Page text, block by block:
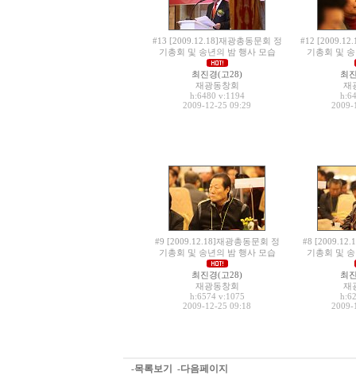
#13 [2009.12.18]재광총동문회 정
기총회 및 송년의 밤 행사 모습
최진경(고28)
재광동창회
h:6480 v:1194
2009-12-25 09:29
#12
기총회 및
최
재
2009-
#9 [2009.12.18]재광총동문회 정
기총회 및 송년의 밤 행사 모습
최진경(고28)
재광동창회
h:6574 v:1075
2009-12-25 09:18
#8
기총회 및
최
재
2009-
-목록보기 -다음페이지